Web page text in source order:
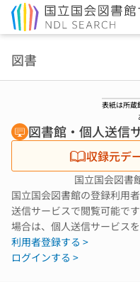
図書
表紙は所蔵
図書館・個人送信
収録元デ
国立国会図書
国立国会図書館の登録利用
送信サービスで閲覧可能で
場合は、個人送信サービス
利用者登録する >
ログインする >